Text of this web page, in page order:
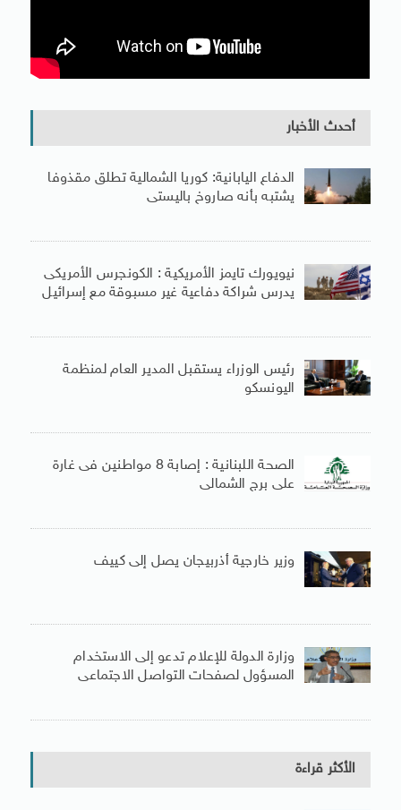
أحدث الأخبار
الدفاع اليابانية: كوريا الشمالية تطلق مقذوفا
يشتبه بأنه صاروخ باليستى
نيويورك تايمز الأمريكية : الكونجرس الأمريكى
يدرس شراكة دفاعية غير مسبوقة مع إسرائيل
رئيس الوزراء يستقبل المدير العام لمنظمة
اليونسكو
الصحة اللبنانية : إصابة 8 مواطنين فى غارة
على برج الشمالى
وزير خارجية أذربيجان يصل إلى كييف
وزارة الدولة للإعلام تدعو إلى الاستخدام
المسؤول لصفحات التواصل الاجتماعى
الأكثر قراءة